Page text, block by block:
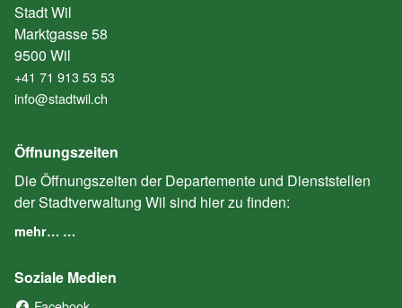
Stadt Wil
Marktgasse 58
9500 Wil
+41 71 913 53 53
info@stadtwil.ch
Öffnungszeiten
Die Öffnungszeiten der Departemente und Dienststellen
der Stadtverwaltung Wil sind hier zu finden:
mehr… …
Soziale Medien